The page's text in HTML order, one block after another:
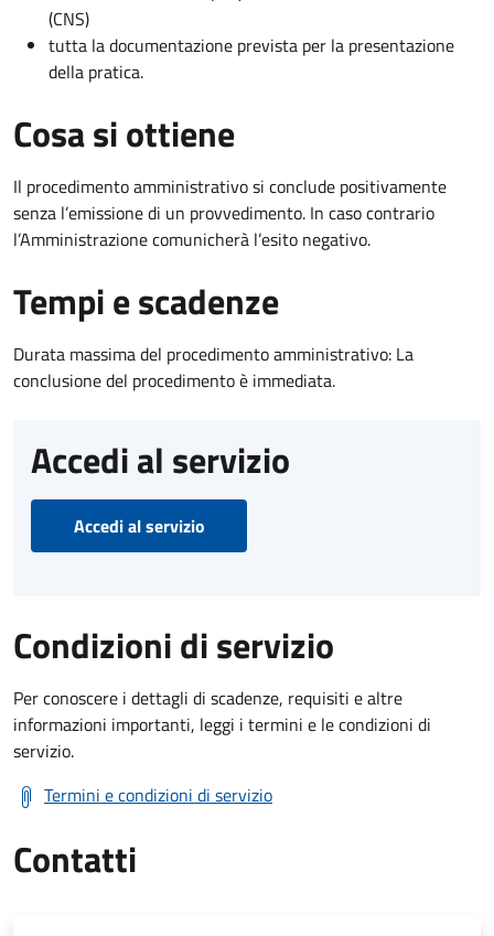
(CNS)
tutta la documentazione prevista per la presentazione
della pratica.
Cosa si ottiene
Il procedimento amministrativo si conclude positivamente
senza l’emissione di un provvedimento. In caso contrario
l’Amministrazione comunicherà l’esito negativo.
Tempi e scadenze
Durata massima del procedimento amministrativo: La
conclusione del procedimento è immediata.
Accedi al servizio
Accedi al servizio
Condizioni di servizio
Per conoscere i dettagli di scadenze, requisiti e altre
informazioni importanti, leggi i termini e le condizioni di
servizio.
Termini e condizioni di servizio
Contatti